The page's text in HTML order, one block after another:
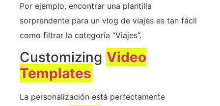
Por ejemplo, encontrar una plantilla
sorprendente para un vlog de viajes es tan fácil
como filtrar la categoría “Viajes”.
Customizing Video
Templates
La personalización está perfectamente